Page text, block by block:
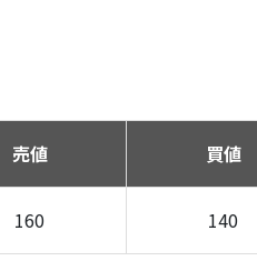
売値 買値
160 140